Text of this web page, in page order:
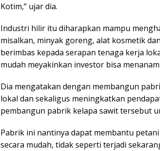
Kotim,“ ujar dia.
Industri hilir itu diharapkan mampu
misalkan, minyak goreng, alat kosmetik
berimbas kepada serapan tenaga kerja
mudah meyakinkan investor bisa
Dia mengatakan dengan membangun
lokal dan sekaligus meningkatkan
pembangun pabrik kelapa sawit tersebut
Pabrik ini nantinya dapat membantu
secara mudah, tidak seperti terjadi